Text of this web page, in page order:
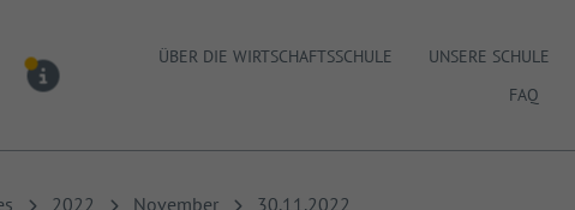
ÜBER DIE WIRTSCHAFTSSCHULE UNSERE SCHULE
FAQ
2022 November 30.11.2022